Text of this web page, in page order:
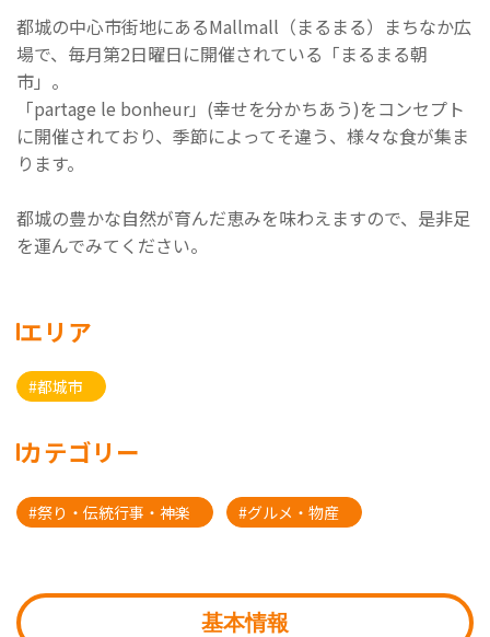
都城の中心市街地にあるMallmall（まるまる）まちなか広
場で、毎月第2日曜日に開催されている「まるまる朝
市」。
「partage le bonheur」(幸せを分かちあう)をコンセプト
に開催されており、季節によってそ違う、様々な食が集ま
ります。
都城の豊かな自然が育んだ恵みを味わえますので、是非足
を運んでみてください。
エリア
#都城市
カテゴリー
#祭り・伝統行事・神楽 #グルメ・物産
基本情報